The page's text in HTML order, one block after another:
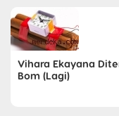
Vihara Ekayana
Bom (Lagi)